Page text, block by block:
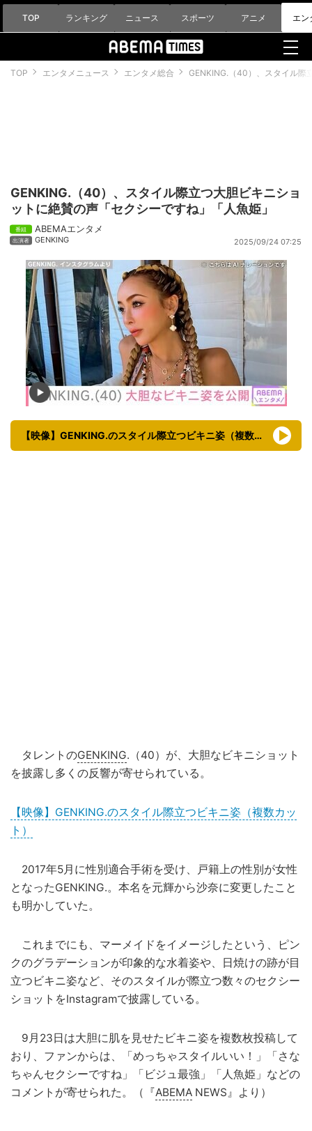
TOP ランキング ニュース スポーツ アニメ エン
TOP エンタメニュース エンタメ総合 GENKING.（40）、スタイル際
GENKING.（40）、スタイル際立つ大胆ビキニショ
ットに絶賛の声「セクシーですね」「人魚姫」
ABEMAエンタメ
GENKING 2025/09/24 07:25
【映像】GENKING.のスタイル際立つビキニ姿（複数カット）
タレントのGENKING.（40）が、大胆なビキニショット
を披露し多くの反響が寄せられている。
【映像】GENKING.のスタイル際立つビキニ姿（複数カッ
ト）
2017年5月に性別適合手術を受け、戸籍上の性別が女性
となったGENKING.。本名を元輝から沙奈に変更したこと
も明かしていた。
これまでにも、マーメイドをイメージしたという、ピン
クのグラデーションが印象的な水着姿や、日焼けの跡が目
立つビキニ姿など、そのスタイルが際立つ数々のセクシー
ショットをInstagramで披露している。
9月23日は大胆に肌を見せたビキニ姿を複数枚投稿して
おり、ファンからは、「めっちゃスタイルいい！」「さな
ちゃんセクシーですね」「ビジュ最強」「人魚姫」などの
コメントが寄せられた。（『ABEMA NEWS』より）